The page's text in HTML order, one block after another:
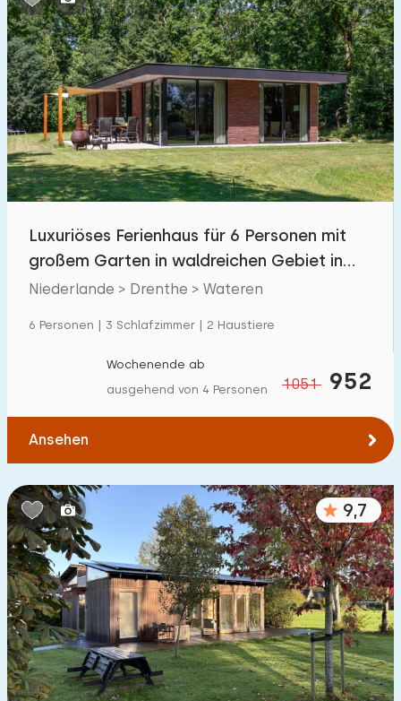
Luxuriöses Ferienhaus für 6 Personen mit
großem Garten in waldreichen Gebiet in
Wateren
Niederlande > Drenthe > Wateren
6 Personen | 3 Schlafzimmer | 2 Haustiere
1051 952
Wochenende ab
ausgehend von 4 Personen
Ansehen
9,7